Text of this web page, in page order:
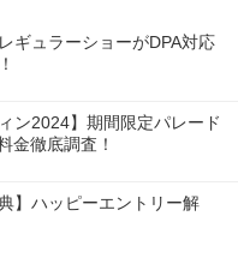
ギュラーショーがDPA対応
ン2024】期間限定パレード
金徹底調査！
】ハッピーエントリー解